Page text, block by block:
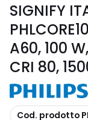
SIGNIFY
A60, 100
CRI 80,
copia
Cod. prodotto